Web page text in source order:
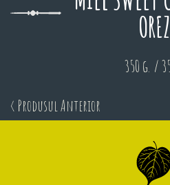
OREZ
350 g. /
< Produsul Anterior